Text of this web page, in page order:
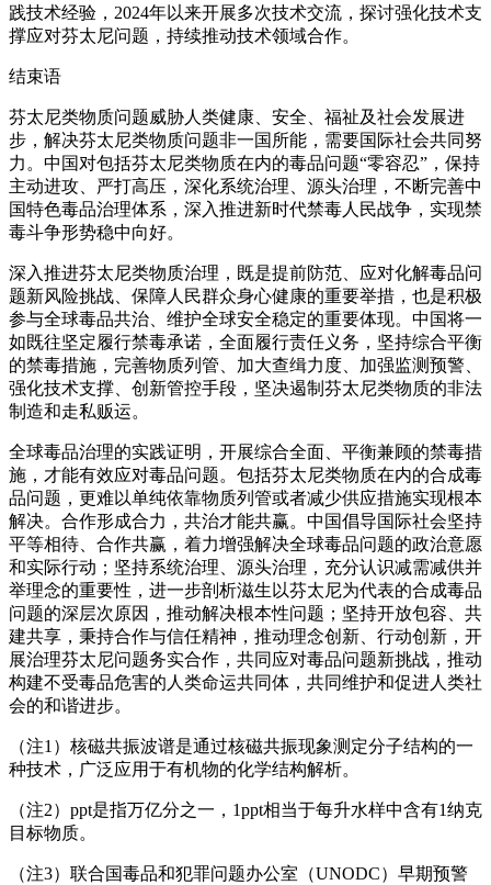
践技术经验，2024年以来开展多次技术交流，探讨强化技术支
撑应对芬太尼问题，持续推动技术领域合作。
结束语
芬太尼类物质问题威胁人类健康、安全、福祉及社会发展进
步，解决芬太尼类物质问题非一国所能，需要国际社会共同努
力。中国对包括芬太尼类物质在内的毒品问题“零容忍”，保持
主动进攻、严打高压，深化系统治理、源头治理，不断完善中
国特色毒品治理体系，深入推进新时代禁毒人民战争，实现禁
毒斗争形势稳中向好。
深入推进芬太尼类物质治理，既是提前防范、应对化解毒品问
题新风险挑战、保障人民群众身心健康的重要举措，也是积极
参与全球毒品共治、维护全球安全稳定的重要体现。中国将一
如既往坚定履行禁毒承诺，全面履行责任义务，坚持综合平衡
的禁毒措施，完善物质列管、加大查缉力度、加强监测预警、
强化技术支撑、创新管控手段，坚决遏制芬太尼类物质的非法
制造和走私贩运。
全球毒品治理的实践证明，开展综合全面、平衡兼顾的禁毒措
施，才能有效应对毒品问题。包括芬太尼类物质在内的合成毒
品问题，更难以单纯依靠物质列管或者减少供应措施实现根本
解决。合作形成合力，共治才能共赢。中国倡导国际社会坚持
平等相待、合作共赢，着力增强解决全球毒品问题的政治意愿
和实际行动；坚持系统治理、源头治理，充分认识减需减供并
举理念的重要性，进一步剖析滋生以芬太尼为代表的合成毒品
问题的深层次原因，推动解决根本性问题；坚持开放包容、共
建共享，秉持合作与信任精神，推动理念创新、行动创新，开
展治理芬太尼问题务实合作，共同应对毒品问题新挑战，推动
构建不受毒品危害的人类命运共同体，共同维护和促进人类社
会的和谐进步。
（注1）核磁共振波谱是通过核磁共振现象测定分子结构的一
种技术，广泛应用于有机物的化学结构解析。
（注2）ppt是指万亿分之一，1ppt相当于每升水样中含有1纳克
目标物质。
（注3）联合国毒品和犯罪问题办公室（UNODC）早期预警